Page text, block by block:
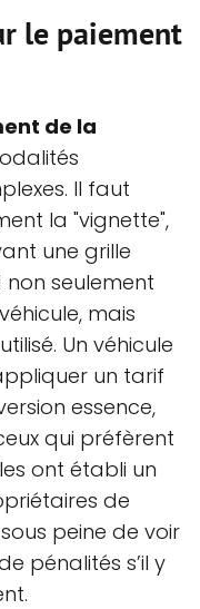
le paiement
de la
Il faut
la "vignette",
une grille
seulement
mais
Un véhicule
un tarif
essence,
qui préfèrent
ont établi un
de
peine de voir
pénalités s’il y